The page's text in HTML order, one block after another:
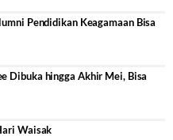
Pendidikan Keagamaan Bisa
Dibuka hingga Akhir Mei, Bisa
Waisak